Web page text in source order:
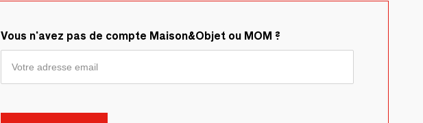
Vous n'avez pas de compte Maison&Objet ou MOM ?